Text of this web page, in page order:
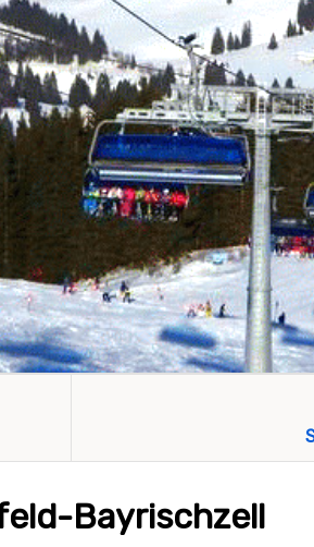
Bayrischzell